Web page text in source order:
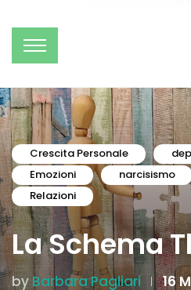
Crescita Personale
Emozioni
narcisismo
Relazioni
La Schema
by Barbara Pagliari 16